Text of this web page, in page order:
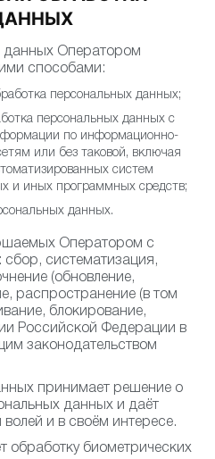
ОБРАБОТКИ
Оператором
способами:
персональных данных;
персональных данных с
по информационно-
или без таковой, включая
систем
и иных программных средств;
Оператором с
систематизация,
(обновление,
распространение (в том
блокирование,
Российской Федерации в
законодательством
принимает решение о
данных и даёт
волей и в своём интересе.